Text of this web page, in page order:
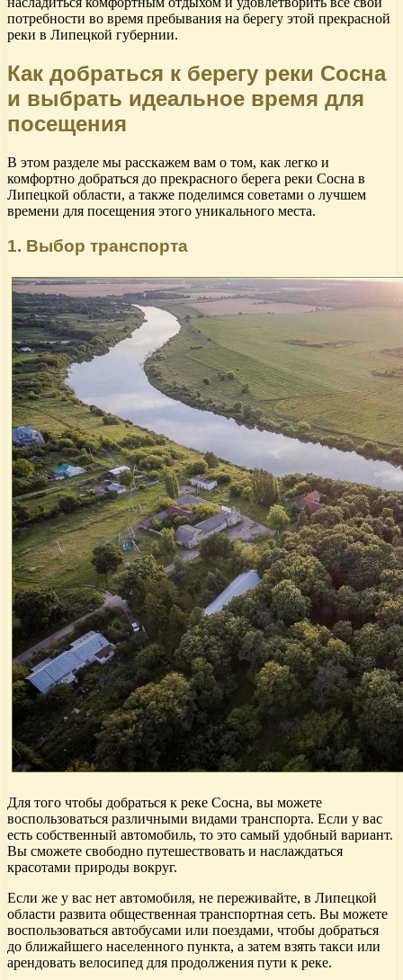
потребности во время пребывания на берегу этой прекрасной
реки в Липецкой губернии.
Как добраться к берегу реки Сосна
и выбрать идеальное время для
посещения
В этом разделе мы расскажем вам о том, как легко и
комфортно добраться до прекрасного берега реки Сосна в
Липецкой области, а также поделимся советами о лучшем
времени для посещения этого уникального места.
1. Выбор транспорта
Для того чтобы добраться к реке Сосна, вы можете
воспользоваться различными видами транспорта. Если у вас
есть собственный автомобиль, то это самый удобный вариант.
Вы сможете свободно путешествовать и наслаждаться
красотами природы вокруг.
Если же у вас нет автомобиля, не переживайте, в Липецкой
области развита общественная транспортная сеть. Вы можете
воспользоваться автобусами или поездами, чтобы добраться
до ближайшего населенного пункта, а затем взять такси или
арендовать велосипед для продолжения пути к реке.